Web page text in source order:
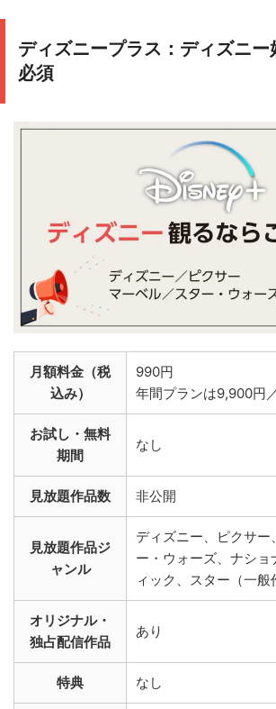
ディズニープラス：ディズニ
必須
月額料金（税
込み）
990円
年間プランは9,900円
お試し・無料
期間
なし
見放題作品数 非公開
見放題作品ジ
ャンル
ディズニー、ピクサー
ー・ウォーズ、ナショ
ィック、スター（一般
オリジナル・
独占配信作品
あり
特典 なし